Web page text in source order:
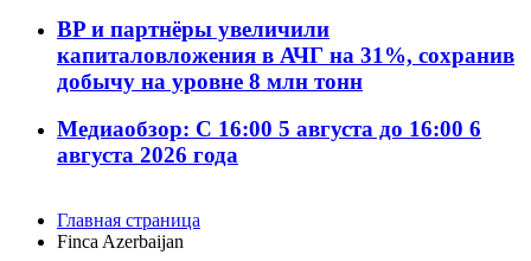
BP и партнёры увеличили
капиталовложения в АЧГ на 31%, сохранив
добычу на уровне 8 млн тонн
Медиаобзор: С 16:00 5 августа до 16:00 6
августа 2026 года
Главная страница
Finca Azerbaijan